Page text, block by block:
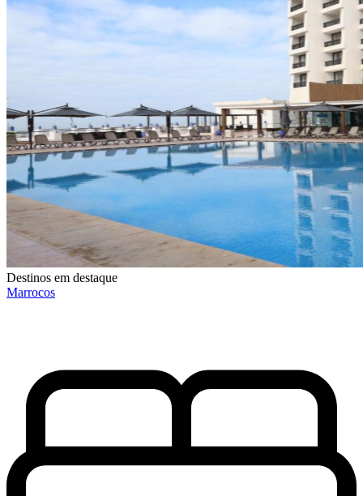
Destinos em destaque
Marrocos